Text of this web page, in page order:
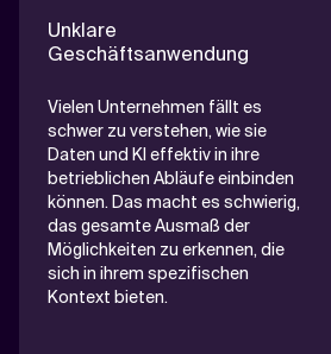
Unklare
Geschäftsanwendung
Vielen Unternehmen fällt es
schwer zu verstehen, wie sie
Daten und KI effektiv in ihre
betrieblichen Abläufe einbinden
können. Das macht es schwierig,
das gesamte Ausmaß der
Möglichkeiten zu erkennen, die
sich in ihrem spezifischen
Kontext bieten.